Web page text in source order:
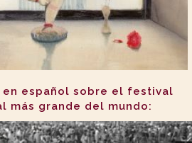
en español sobre el festival
más grande del mundo: